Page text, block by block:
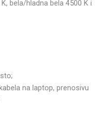
bela/hladna bela 4500 K i
na laptop, prenosivu